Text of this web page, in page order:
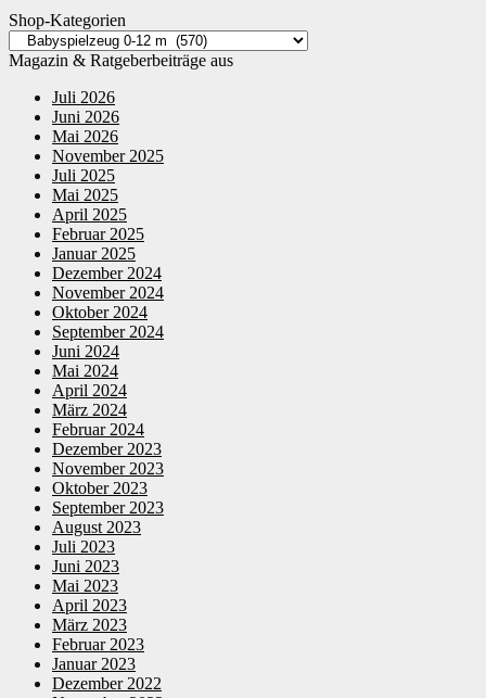
Shop-Kategorien
Magazin & Ratgeberbeiträge aus
Juli 2026
Juni 2026
Mai 2026
November 2025
Juli 2025
Mai 2025
April 2025
Februar 2025
Januar 2025
Dezember 2024
November 2024
Oktober 2024
September 2024
Juni 2024
Mai 2024
April 2024
März 2024
Februar 2024
Dezember 2023
November 2023
Oktober 2023
September 2023
August 2023
Juli 2023
Juni 2023
Mai 2023
April 2023
März 2023
Februar 2023
Januar 2023
Dezember 2022